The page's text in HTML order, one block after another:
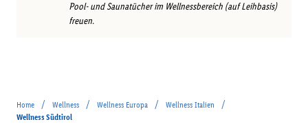
Pool- und Saunatücher im Wellnessbereich (auf Leihbasis)
freuen.
Home / Wellness / Wellness Europa / Wellness Italien /
Wellness Südtirol